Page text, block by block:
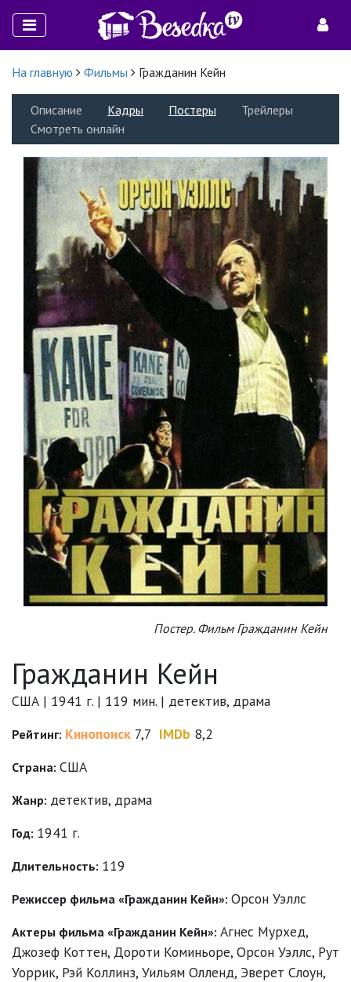
На главную Фильмы Гражданин Кейн
Описание Кадры Постеры
Трейлеры
Смотреть онлайн
Постер. Фильм Гражданин Кейн
Гражданин Кейн
США | 1941 г. | 119 мин. | детектив, драма
Рейтинг: Кинопоиск 7,7 IMDb 8,2
Страна: США
Жанр: детектив, драма
Год: 1941 г.
Длительность: 119
Режиссер фильма «Гражданин Кейн»: Орсон Уэллс
Актеры фильма «Гражданин Кейн»: Агнес Мурхед,
Джозеф Коттен, Дороти Коминьоре, Орсон Уэллс, Рут
Уоррик, Рэй Коллинз, Уильям Олленд, Эверет Слоун,